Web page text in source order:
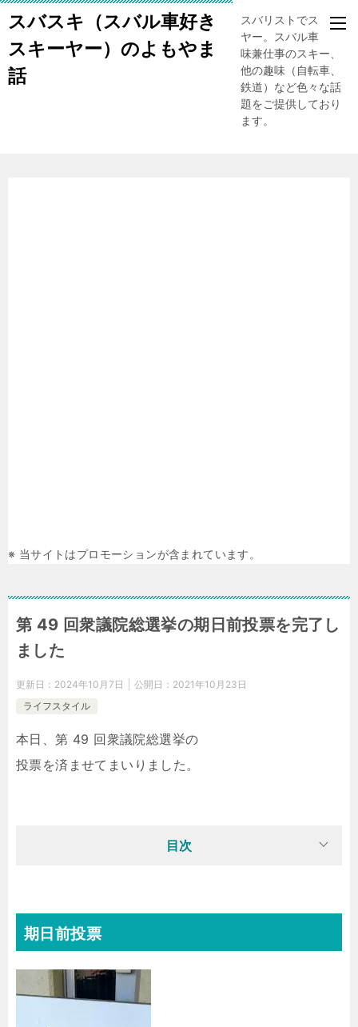
スバスキ（スバル車好き
スキーヤー）のよもやま
話
スバリストでスキー
ヤー。スバル車、趣
味兼仕事のスキー、
他の趣味（自転車、
鉄道）など色々な話
題をご提供しており
ます。
※ 当サイトはプロモーションが含まれています。
第 49 回衆議院総選挙の期日前投票を完了し
ました
更新日： 2024年10月7日 公開日： 2021年10月23日
ライフスタイル
本日、第 49 回衆議院総選挙の
投票を済ませてまいりました。
目次
期日前投票